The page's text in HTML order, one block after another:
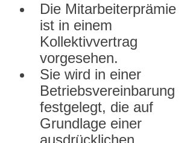
Die Mitarbeiterprämie
ist in einem
Kollektivvertrag
vorgesehen.
Sie wird in einer
Betriebsvereinbarung
festgelegt, die auf
Grundlage einer
ausdrücklichen